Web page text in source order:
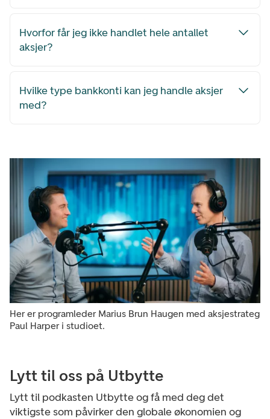
Hvorfor får jeg ikke handlet hele antallet
aksjer?
Hvilke type bankkonti kan jeg handle aksjer
med?
Her er programleder Marius Brun Haugen med aksjestrateg
Paul Harper i studioet.
Lytt til oss på Utbytte
Lytt til podkasten Utbytte og få med deg det
viktigste som påvirker den globale økonomien og